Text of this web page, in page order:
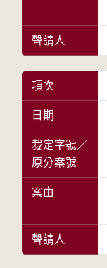
聲請人
項次
日期
裁定字號／
原分案號
案由
聲請人